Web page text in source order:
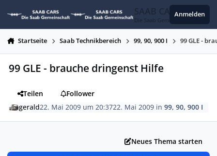
SAAB CARS
Die Saab Gemeinschaft
Anmelden
Startseite Saab Technikbereich 99, 90, 900 I 99 GLE -
99 GLE - brauche dringenst Hilfe
Teilen
Follower
gerald22. Mai 2009 um 20:3722. Mai 2009 in99, 90, 900 I
Neues Thema starten